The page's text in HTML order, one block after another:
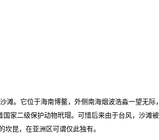
滩。它位于海南博鳌，外侧南海烟波浩淼一望无际
家二级保护动物玳瑁。可惜后来由于台风，沙滩
昆，在亚洲区可谓仅此独有。